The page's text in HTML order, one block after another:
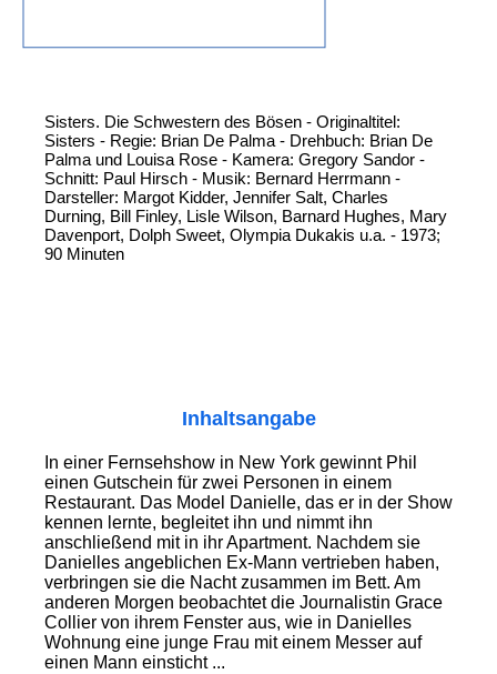
Sisters. Die Schwestern des Bösen - Originaltitel:
Sisters - Regie: Brian De Palma - Drehbuch: Brian De
Palma und Louisa Rose - Kamera: Gregory Sandor -
Schnitt: Paul Hirsch - Musik: Bernard Herrmann -
Darsteller: Margot Kidder, Jennifer Salt, Charles
Durning, Bill Finley, Lisle Wilson, Barnard Hughes, Mary
Davenport, Dolph Sweet, Olympia Dukakis u.a. - 1973;
90 Minuten
Inhaltsangabe
In einer Fernsehshow in New York gewinnt Phil
einen Gutschein für zwei Personen in einem
Restaurant. Das Model Danielle, das er in der Show
kennen lernte, begleitet ihn und nimmt ihn
anschließend mit in ihr Apartment. Nachdem sie
Danielles angeblichen Ex-Mann vertrieben haben,
verbringen sie die Nacht zusammen im Bett. Am
anderen Morgen beobachtet die Journalistin Grace
Collier von ihrem Fenster aus, wie in Danielles
Wohnung eine junge Frau mit einem Messer auf
einen Mann einsticht ...